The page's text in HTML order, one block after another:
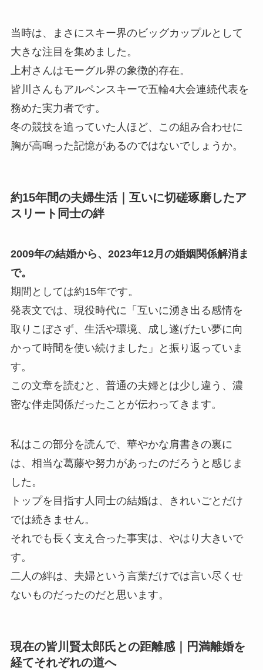
当時は、まさにスキー界のビッグカップルとして
大きな注目を集めました。
上村さんはモーグル界の象徴的存在。
皆川さんもアルペンスキーで五輪4大会連続代表を
務めた実力者です。
冬の競技を追っていた人ほど、この組み合わせに
胸が高鳴った記憶があるのではないでしょうか。
約15年間の夫婦生活｜互いに切磋琢磨したア
スリート同士の絆
2009年の結婚から、2023年12月の婚姻関係解消ま
で。
期間としては約15年です。
発表文では、現役時代に「互いに湧き出る感情を
取りこぼさず、生活や環境、成し遂げたい夢に向
かって時間を使い続けました」と振り返っていま
す。
この文章を読むと、普通の夫婦とは少し違う、濃
密な伴走関係だったことが伝わってきます。
私はこの部分を読んで、華やかな肩書きの裏に
は、相当な葛藤や努力があったのだろうと感じま
した。
トップを目指す人同士の結婚は、きれいごとだけ
では続きません。
それでも長く支え合った事実は、やはり大きいで
す。
二人の絆は、夫婦という言葉だけでは言い尽くせ
ないものだったのだと思います。
現在の皆川賢太郎氏との距離感｜円満離婚を
経てそれぞれの道へ